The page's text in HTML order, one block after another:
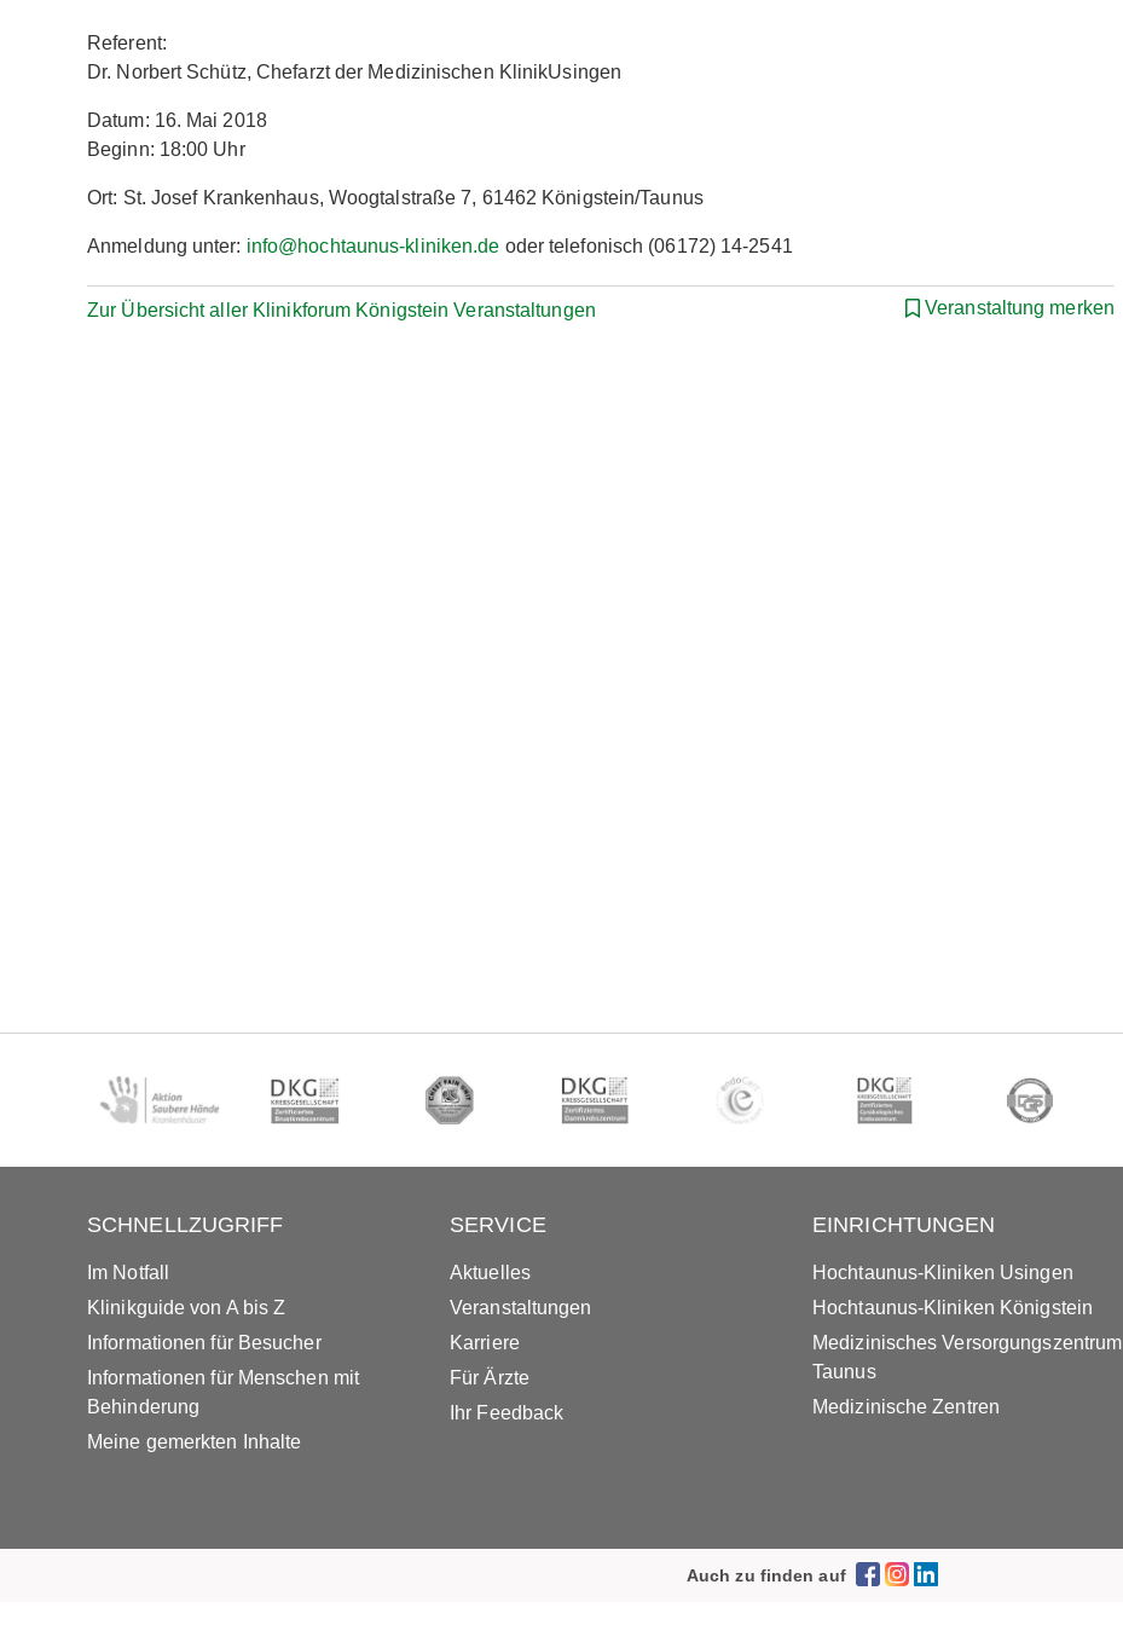
Referent:
Dr. Norbert Schütz, Chefarzt der Medizinischen KlinikUsingen
Datum: 16. Mai 2018
Beginn: 18:00 Uhr
Ort: St. Josef Krankenhaus, Woogtalstraße 7, 61462 Königstein/Taunus
Anmeldung unter: info@hochtaunus-kliniken.de oder telefonisch (06172) 14-2541
Zur Übersicht aller Klinikforum Königstein Veranstaltungen Veranstaltung merken
SCHNELLZUGRIFF
Im Notfall
Klinikguide von A bis Z
Informationen für Besucher
Informationen für Menschen mit
Behinderung
Meine gemerkten Inhalte
SERVICE
Aktuelles
Veranstaltungen
Karriere
Für Ärzte
Ihr Feedback
EINRICHTUNGEN
Hochtaunus-Kliniken Usingen
Hochtaunus-Kliniken Königstein
Medizinisches Versorgungszentrum
Taunus
Medizinische Zentren
Auch zu finden auf